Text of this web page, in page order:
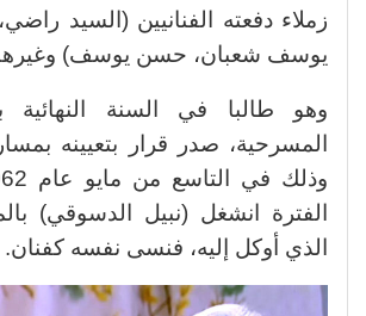
زملاء دفعته الفنانيين (السيد
يوسف شعبان، حسن يوسف)
وهو طالبا في السنة النهائية
المسرحية، صدر قرار بتعيينه
الفترة انشغل (نبيل الدسوقي)
الذي أوكل إليه، فنسى نفسه كفنان.